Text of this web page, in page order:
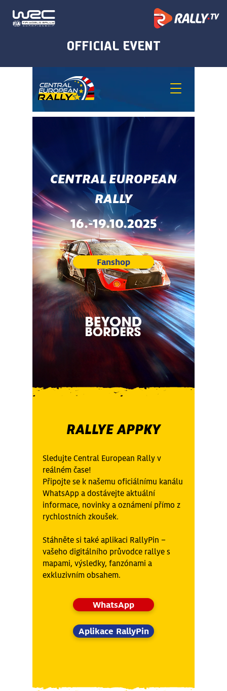
CENTRAL EUROPEAN
RALLY
16.-19.10.2025
Fanshop
RALLYE APPKY
Sledujte Central European Rally v
reálném čase!
Připojte se k našemu oficiálnímu kanálu
WhatsApp a dostávejte aktuální
informace, novinky a oznámení přímo z
rychlostních zkoušek.
Stáhněte si také aplikaci RallyPin –
vašeho digitálního průvodce rallye s
mapami, výsledky, fanzónami a
exkluzivním obsahem.
WhatsApp
Aplikace RallyPin